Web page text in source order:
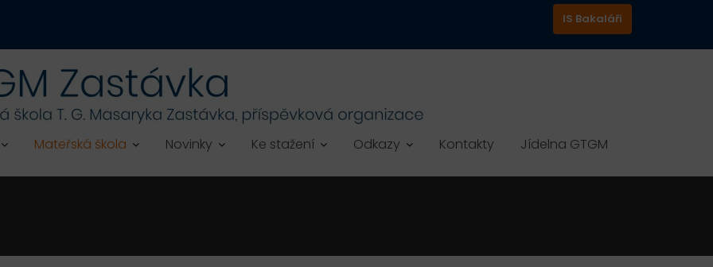
IS Bakaláři
Mateřská škola Novinky Ke stažení Odkazy Kontakty Jídelna GTGM